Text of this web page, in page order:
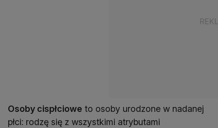
Osoby cispłciowe to osoby urodzone w nadanej
płci: rodzę się z wszystkimi atrybutami